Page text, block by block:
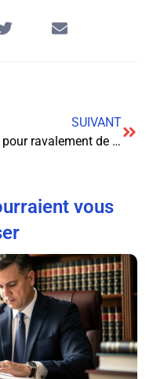
SUIVANT
Prix pour ravalement de facade : ce que dit la loi
vous